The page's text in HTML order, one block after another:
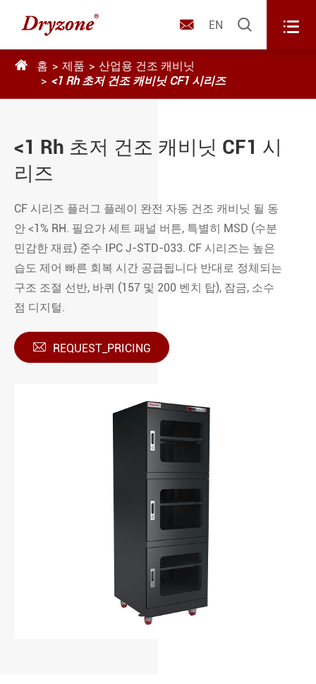
 EN  
 홈 제품
산업용 건조 캐비닛
<1 Rh 초저 건조 캐비닛 CF1 시리즈
<1 Rh 초저 건조 캐비닛 CF1 시
리즈
CF 시리즈 플러그 플레이 완전 자동 건조 캐비닛 될 동
안 <1% RH. 필요가 세트 패널 버튼, 특별히 MSD (수분
민감한 재료) 준수 IPC J-STD-033. CF 시리즈는 높은
습도 제어 빠른 회복 시간 공급됩니다 반대로 정체되는
구조 조절 선반, 바퀴 (157 및 200 벤치 탑), 잠금, 소수
점 디지털.
 REQUEST_PRICING